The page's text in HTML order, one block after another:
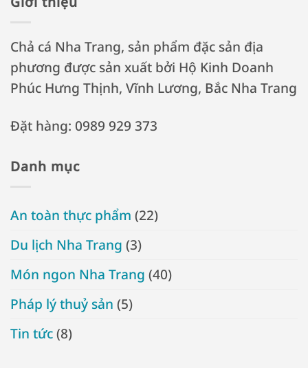
Chả cá Nha Trang, sản phẩm đặc sản địa
phương được sản xuất bởi Hộ Kinh Doanh
Phúc Hưng Thịnh, Vĩnh Lương, Bắc Nha Trang
Đặt hàng: 0989 929 373
Danh mục
An toàn thực phẩm (22)
Du lịch Nha Trang (3)
Món ngon Nha Trang (40)
Pháp lý thuỷ sản (5)
Tin tức(8)